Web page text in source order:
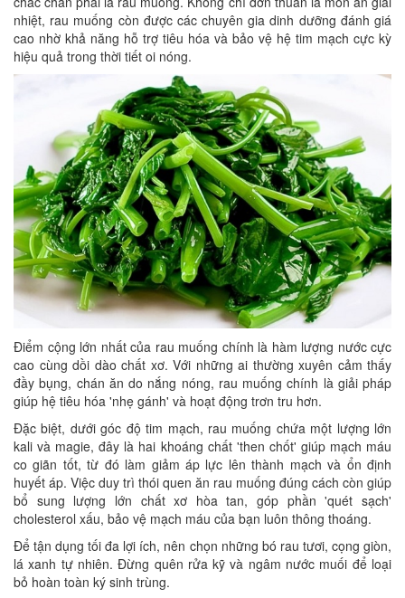
nhiệt, rau muống còn được các chuyên gia dinh dưỡng đánh giá
cao nhờ khả năng hỗ trợ tiêu hóa và bảo vệ hệ tim mạch cực kỳ
hiệu quả trong thời tiết oi nóng.
Điểm cộng lớn nhất của rau muống chính là hàm lượng nước cực
cao cùng dồi dào chất xơ. Với những ai thường xuyên cảm thấy
đầy bụng, chán ăn do nắng nóng, rau muống chính là giải pháp
giúp hệ tiêu hóa 'nhẹ gánh' và hoạt động trơn tru hơn.
Đặc biệt, dưới góc độ tim mạch, rau muống chứa một lượng lớn
kali và magie, đây là hai khoáng chất 'then chốt' giúp mạch máu
co giãn tốt, từ đó làm giảm áp lực lên thành mạch và ổn định
huyết áp. Việc duy trì thói quen ăn rau muống đúng cách còn giúp
bổ sung lượng lớn chất xơ hòa tan, góp phần 'quét sạch'
cholesterol xấu, bảo vệ mạch máu của bạn luôn thông thoáng.
Để tận dụng tối đa lợi ích, nên chọn những bó rau tươi, cọng giòn,
lá xanh tự nhiên. Đừng quên rửa kỹ và ngâm nước muối để loại
bỏ hoàn toàn ký sinh trùng.